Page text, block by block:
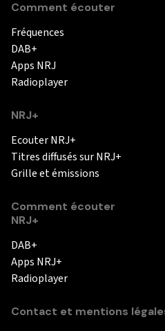
Comment écouter
Fréquences
DAB+
Apps NRJ
Radioplayer
NRJ+
Ecouter NRJ+
Titres diffusés sur NRJ+
Grille et émissions
Comment écouter
NRJ+
DAB+
Apps NRJ+
Radioplayer
Contact et mentions